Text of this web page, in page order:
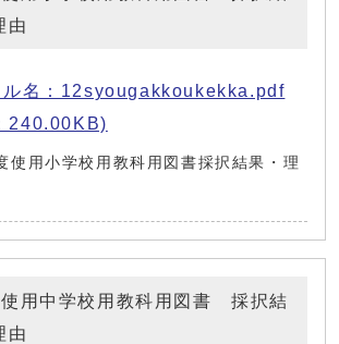
由
ル名：12syougakkoukekka.pdf
240.00KB)
使用小学校用教科用図書採択結果・理
用中学校用教科用図書 採択結
由